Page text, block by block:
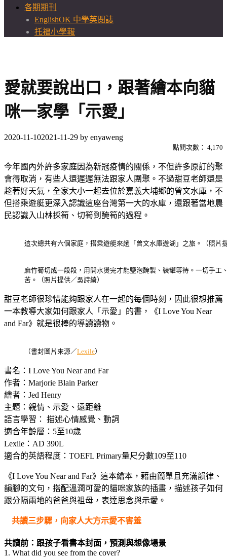
各期期刊
EnglishOK 中學英閱誌
托福小學報
愛就要說出口，跟著繪本向貓
咪一家學「示愛」
2020-11-102021-11-29 by enyaweng
點閱次數： 4,170
今年國內外許多家庭因為新冠疫情的關係，不但許多原訂的聚
會得取消，有些人還遲遲無法跟家人團聚。不過甜豆老師還是
趁著好天氣，全家大小一起去位於嘉義大埔鄉的曾文水庫，不
但搭乘遊艇更深入認識這座台灣第一大的水庫，還跟著當地農
民認識入山林採筍、切筍到醃筍的過程。
這次總共有六個家庭，搭乘遊艇來趟「曾文水庫遊湖」之旅。（照片
麻竹筍切成一段段，用開水燙完才能鹽泡醃製、裝罐等待。一切手工
苦。（照片提供／吳詩綺）
甜豆老師很珍惜能夠跟家人在一起的每個時刻，因此很想推薦
一本教導大家如何跟家人「示愛」的書，《I Love You Near
and Far》就是很棒的導讀讀物。
（書封圖片來源／Lexile）
書名：I Love You Near and Far
作者：Marjorie Blain Parker
繪者：Jed Henry
主題：親情、示愛、遠距離
語言學習： 描述心情感覺、動詞
適合年齡層：5至10歲
Lexile：AD 390L
適合的英語程度：TOEFL Primary量尺分數109至110
《I Love You Near and Far》這本繪本，藉由簡單且充滿韻律、
韻腳的文句，搭配溫潤可愛的貓咪家族的插畫，描述孩子如何
跟分隔兩地的爸爸與祖母，表達思念與示愛。
共讀三步驟，向家人大方示愛不害羞
共讀前：跟孩子看書本封面，預測與想像場景
1. What did you see from the cover?